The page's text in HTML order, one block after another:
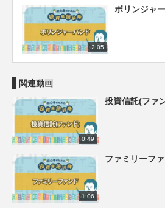
2:05
ボリンジャ
関連動画
0:49
投資信託(ファ
1:06
ファミリーフ